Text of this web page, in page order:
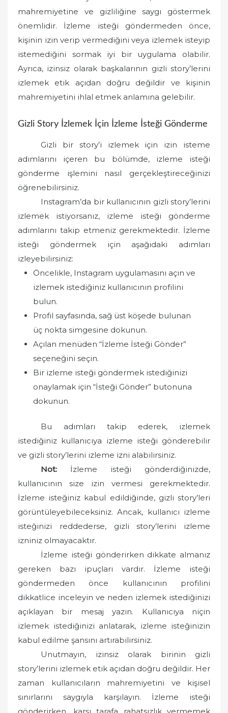
mahremiyetine ve gizliliğine saygı göstermek
önemlidir. İzleme isteği göndermeden önce,
kişinin izin verip vermediğini veya izlemek isteyip
istemediğini sormak iyi bir uygulama olabilir.
Ayrıca, izinsiz olarak başkalarının gizli story’lerini
izlemek etik açıdan doğru değildir ve kişinin
mahremiyetini ihlal etmek anlamına gelebilir.
Gizli Story İzlemek İçin İzleme İsteği Gönderme
Gizli bir story’i izlemek için izin isteme
adımlarını içeren bu bölümde, izleme isteği
gönderme işlemini nasıl gerçekleştireceğinizi
öğrenebilirsiniz.
Instagram’da bir kullanıcının gizli story’lerini
izlemek istiyorsanız, izleme isteği gönderme
adımlarını takip etmeniz gerekmektedir. İzleme
isteği göndermek için aşağıdaki adımları
izleyebilirsiniz:
Öncelikle, Instagram uygulamasını açın ve
izlemek istediğiniz kullanıcının profilini
bulun.
Profil sayfasında, sağ üst köşede bulunan
üç nokta simgesine dokunun.
Açılan menüden “İzleme İsteği Gönder”
seçeneğini seçin.
Bir izleme isteği göndermek istediğinizi
onaylamak için “İsteği Gönder” butonuna
dokunun.
Bu adımları takip ederek, izlemek
istediğiniz kullanıcıya izleme isteği gönderebilir
ve gizli story’lerini izleme izni alabilirsiniz.
Not: İzleme isteği gönderdiğinizde,
kullanıcının size izin vermesi gerekmektedir.
İzleme isteğiniz kabul edildiğinde, gizli story’leri
görüntüleyebileceksiniz. Ancak, kullanıcı izleme
isteğinizi reddederse, gizli story’lerini izleme
izniniz olmayacaktır.
İzleme isteği gönderirken dikkate almanız
gereken bazı ipuçları vardır. İzleme isteği
göndermeden önce kullanıcının profilini
dikkatlice inceleyin ve neden izlemek istediğinizi
açıklayan bir mesaj yazın. Kullanıcıya niçin
izlemek istediğinizi anlatarak, izleme isteğinizin
kabul edilme şansını artırabilirsiniz.
Unutmayın, izinsiz olarak birinin gizli
story’lerini izlemek etik açıdan doğru değildir. Her
zaman kullanıcıların mahremiyetini ve kişisel
sınırlarını saygıyla karşılayın. İzleme isteği